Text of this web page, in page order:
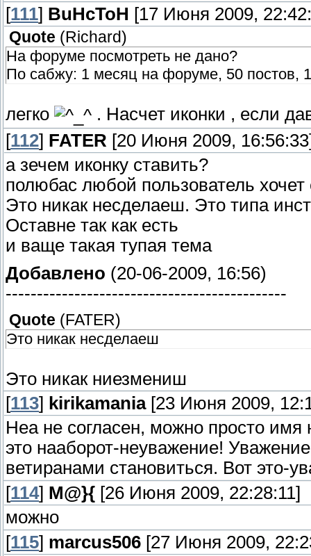
[111] BuHcToH [17 Июня 2009,
Quote ( Richаrd)
На форуме посмотреть не дано?
По сабжу: 1 месяц на форуме, 50 постов,
легко
. Насчет иконки , если
[112] FATER [20 Июня 2009,
а зечем иконку ставить?
полюбас любой пользователь
Это никак несделаеш. Это типа
Оставне так как есть
и ваще такая тупая тема
Добавлено (20-06-2009, 16:56)
---------------------------------------------
Quote (FATER)
Это никак несделаеш
Это никак ниезмениш
[113] kirikamania[23 Июня 2009,
Неа не согласен, можно просто имя
это нааборот-неуважение!
ветиранами становиться. Вот это-
[114] M@}{ [26 Июня 2009, 22:28:11]
можно
[115] marcus506 [27 Июня 2009,